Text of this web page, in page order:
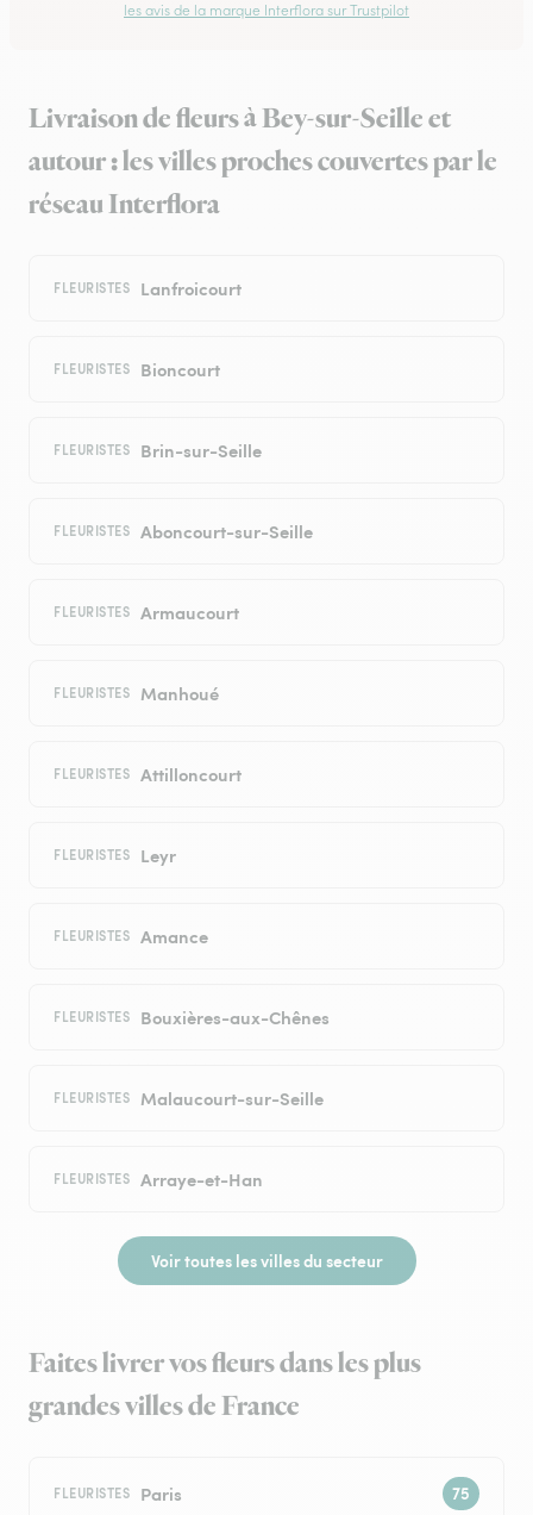
les avis de la marque Interflora sur Trustpilot
Livraison de fleurs à Bey-sur-Seille et
autour : les villes proches couvertes par le
réseau Interflora
FLEURISTES Lanfroicourt
FLEURISTES Bioncourt
FLEURISTES Brin-sur-Seille
FLEURISTES Aboncourt-sur-Seille
FLEURISTES Armaucourt
FLEURISTES Manhoué
FLEURISTES Attilloncourt
FLEURISTES Leyr
FLEURISTES Amance
FLEURISTES Bouxières-aux-Chênes
FLEURISTES Malaucourt-sur-Seille
FLEURISTES Arraye-et-Han
Voir toutes les villes du secteur
Faites livrer vos fleurs dans les plus
grandes villes de France
FLEURISTES Paris